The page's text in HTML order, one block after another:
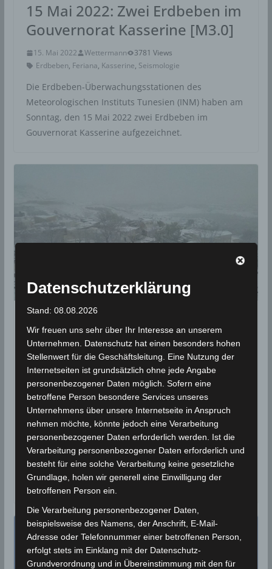
15 Mai 2022: Zwei Erdbeben im
Gouvernorat Kasserine [M3.0]
15. Mai 2022 Wettermann
3781 Views
Erdbeben, Feriana, Kasserine, Seismologie
Die Erdbeben-Überwachungsstationen des
Meteorologischen Instituts Tunesien (INM) haben am
Sonntag, den 15 Mai 2022 zwei Erdbeben im
Gouvernorat Kasserine aufgezeichnet.
Niederschlagsmengen
Tunesien: Mo, 6 Dez – Di, 7 Dez
2021, 7 Uhr
7. Dezember 2021 Wettermann
1815 Views
INM
Kasserine Kef, Niederschlagsmengen
Niederschlagsstatistik
Schnee Siliana Statistik
In den letzten 24 Stunden zwischen Montag, den 6
Dez und Dienstag, den 7 Dez 2021 wurden in den
Gouvernoraten
Datenschutzerklärung
Stand: 08.08.2026
Wir freuen uns sehr über Ihr Interesse an unserem
Unternehmen. Datenschutz hat einen besonders hohen
Stellenwert für die Geschäftsleitung. Eine Nutzung der
Internetseiten ist grundsätzlich ohne jede Angabe
personenbezogener Daten möglich. Sofern eine
betroffene Person besondere Services unseres
Unternehmens über unsere Internetseite in Anspruch
nehmen möchte, könnte jedoch eine Verarbeitung
personenbezogener Daten erforderlich werden. Ist die
Verarbeitung personenbezogener Daten erforderlich und
besteht für eine solche Verarbeitung keine gesetzliche
Grundlage, holen wir generell eine Einwilligung der
betroffenen Person ein.
Die Verarbeitung personenbezogener Daten,
beispielsweise des Namens, der Anschrift, E-Mail-
Adresse oder Telefonnummer einer betroffenen Person,
erfolgt stets im Einklang mit der Datenschutz-
Grundverordnung und in Übereinstimmung mit den für